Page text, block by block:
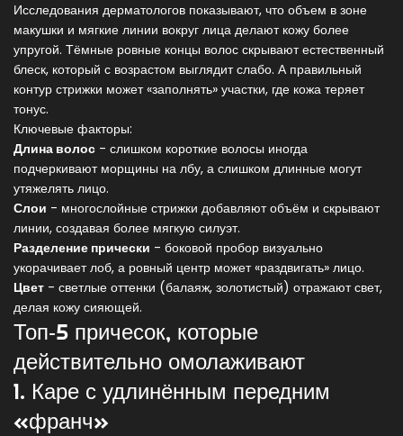
Исследования дерматологов показывают, что объем в зоне
макушки и мягкие линии вокруг лица делают кожу более
упругой. Тёмные ровные концы волос скрывают естественный
блеск, который с возрастом выглядит слабо. А правильный
контур стрижки может «заполнять» участки, где кожа теряет
тонус.
Ключевые факторы:
Длина волос - слишком короткие волосы иногда
подчеркивают морщины на лбу, а слишком длинные могут
утяжелять лицо.
Слои - многослойные стрижки добавляют объём и скрывают
линии, создавая более мягкую силуэт.
Разделение прически - боковой пробор визуально
укорачивает лоб, а ровный центр может «раздвигать» лицо.
Цвет - светлые оттенки (балаяж, золотистый) отражают свет,
делая кожу сияющей.
Топ‑5 причесок, которые
действительно омолаживают
1. Каре с удлинённым передним
«франч»